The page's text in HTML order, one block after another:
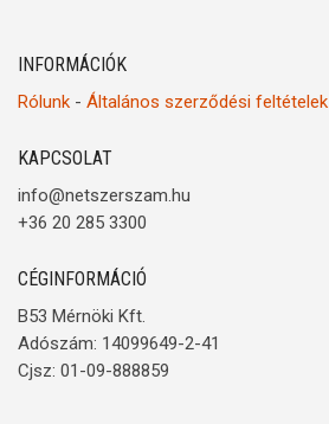
INFORMÁCIÓK
Rólunk - Általános szerződési feltételek
KAPCSOLAT
info@netszerszam.hu
+36 20 285 3300
CÉGINFORMÁCIÓ
B53 Mérnöki Kft.
Adószám: 14099649-2-41
Cjsz: 01-09-888859